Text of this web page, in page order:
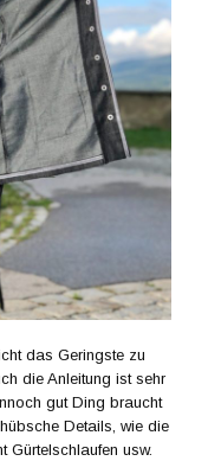
das Geringste zu
die Anleitung ist sehr
gut Ding braucht
Details, wie die
Gürtelschlaufen usw.